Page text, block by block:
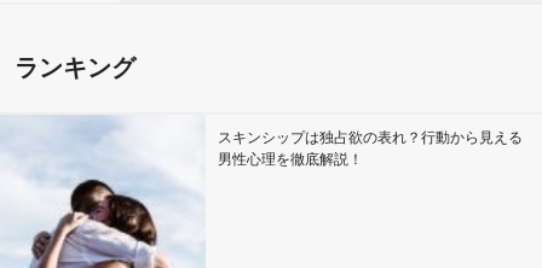
ランキング
スキンシップは独占欲の表れ？行動から見える
男性心理を徹底解説！